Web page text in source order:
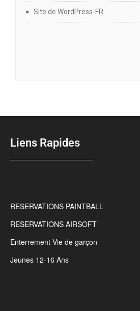
Site de WordPress-FR
Liens Rapides
RESERVATIONS PAINTBALL
RESERVATIONS AIRSOFT
Enterrement Vie de garçon
Jeunes 12-16 Ans